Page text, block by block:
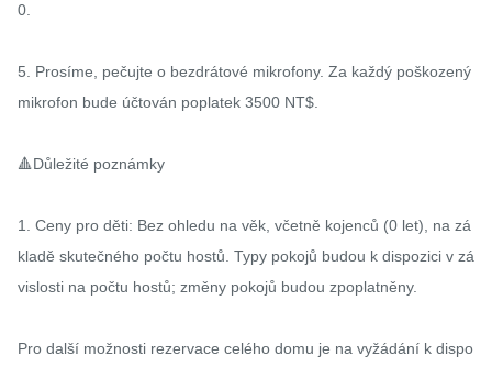
0.
5. Prosíme, pečujte o bezdrátové mikrofony. Za každý poškozený
mikrofon bude účtován poplatek 3500 NT$.
🔺Důležité poznámky
1. Ceny pro děti: Bez ohledu na věk, včetně kojenců (0 let), na zá
kladě skutečného počtu hostů. Typy pokojů budou k dispozici v zá
vislosti na počtu hostů; změny pokojů budou zpoplatněny.
Pro další možnosti rezervace celého domu je na vyžádání k dispo